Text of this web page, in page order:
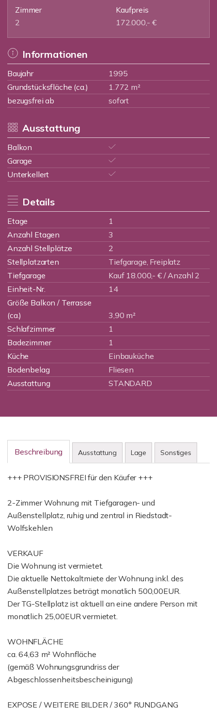
Zimmer
2
Kaufpreis
172.000,- €
Informationen
Baujahr
1995
Grundstücksfläche (ca.)
1.772 m²
bezugsfrei ab
sofort
Ausstattung
Balkon
Garage
Unterkellert
Details
Etage
1
Anzahl Etagen
3
Anzahl Stellplätze
2
Stellplatzarten
Tiefgarage, Freiplatz
Tiefgarage
Kauf 18.000,- € / Anzahl 2
Einheit-Nr.
14
Größe Balkon / Terrasse
(ca.)
3,90 m²
Schlafzimmer
1
Badezimmer
1
Küche
Einbauküche
Bodenbelag
Fliesen
Ausstattung
STANDARD
Beschreibung Ausstattung Lage Sonstiges
+++ PROVISIONSFREI für den Käufer +++
2-Zimmer Wohnung mit Tiefgaragen- und
Außenstellplatz, ruhig und zentral in Riedstadt-
Wolfskehlen
VERKAUF
Die Wohnung ist vermietet.
Die aktuelle Nettokaltmiete der Wohnung inkl. des
Außenstellplatzes beträgt monatlich 500,00EUR.
Der TG-Stellplatz ist aktuell an eine andere Person mit
monatlich 25,00EUR vermietet.
WOHNFLÄCHE
ca. 64,63 m² Wohnfläche
(gemäß Wohnungsgrundriss der
Abgeschlossenheitsbescheinigung)
EXPOSE / WEITERE BILDER / 360° RUNDGANG